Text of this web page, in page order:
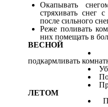
Окапывать
стряхивать снег
после сильного
Реже поливать
них помещать в
ВЕСНОЙ
подкармливать
ЛЕТОМ